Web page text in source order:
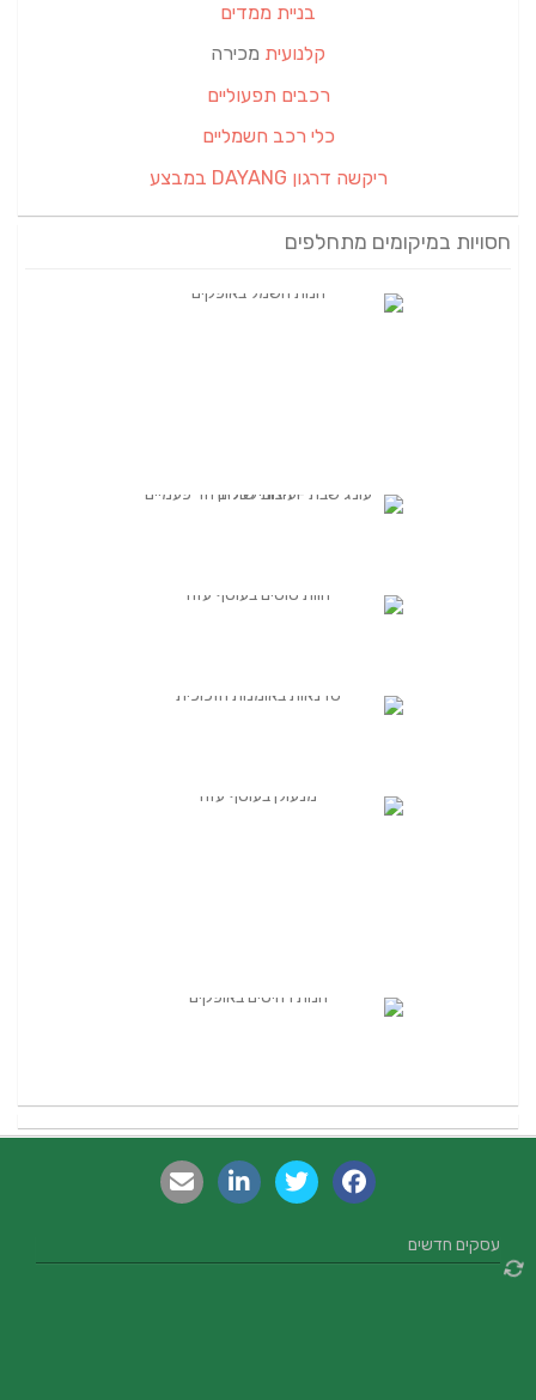
בניית ממדים
קלנועית מכירה
רכבים תפעוליים
כלי רכב חשמליים
ריקשה דרגון DAYANG במבצע
חסויות במיקומים מתחלפים
עסקים חדשים